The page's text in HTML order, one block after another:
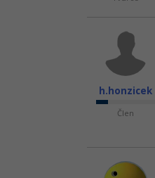
h.honzicek
Člen